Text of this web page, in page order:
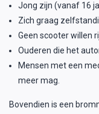
Jong zijn (vanaf 16
Zich graag
Geen scooter willen
Ouderen die het
Mensen met een
meer mag.
Bovendien is een